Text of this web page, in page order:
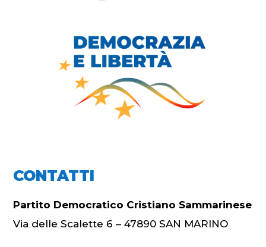
CONTATTI
Partito Democratico Cristiano Sammarinese
Via delle Scalette 6 – 47890 SAN MARINO